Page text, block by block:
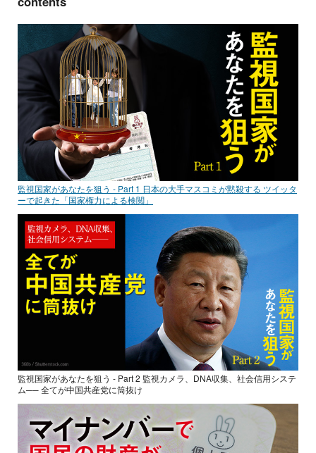
監視国家があなたを狙う - Part 1 日本の大手マスコミが黙殺する ツイッタ
ーで起きた「国家権力による検閲」
監視国家があなたを狙う - Part 2 監視カメラ、DNA収集、社会信用システ
ム── 全てが中国共産党に筒抜け